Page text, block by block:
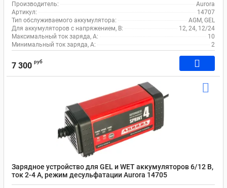
Производитель:
Aurora
Артикул:
14707
Тип обслуживаемого аккумулятора:
AGM, GEL
Для аккумуляторов с напряжением, В:
12, 24, 12/24
Максимальный ток заряда, А:
10
Минимальный ток заряда, А:
2
7 300 руб
Зарядное устройство для GEL и WET аккумуляторов 6/12 В,
ток 2-4 А, режим десульфатации Aurora 14705